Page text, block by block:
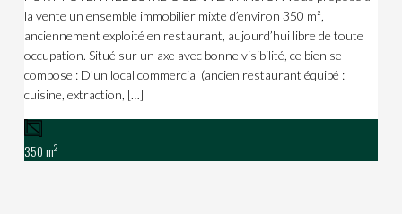
la vente un ensemble immobilier mixte d’environ 350 m²,
anciennement exploité en restaurant, aujourd’hui libre de toute
occupation. Situé sur un axe avec bonne visibilité, ce bien se
compose : D’un local commercial (ancien restaurant équipé :
cuisine, extraction, […]
350 m2